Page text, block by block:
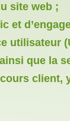
site web ;
et
utilisateur
que